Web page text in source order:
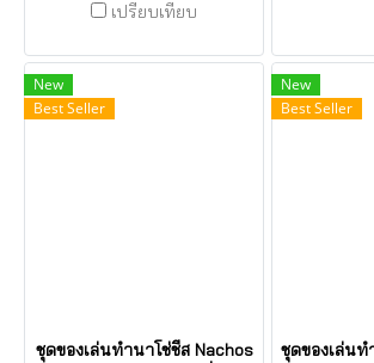
เปรียบเทียบ
New
Best Seller
ชุดของเล่นทำนาโช่ชีส Nachos
New
Best Seller
ชุดของเล่น